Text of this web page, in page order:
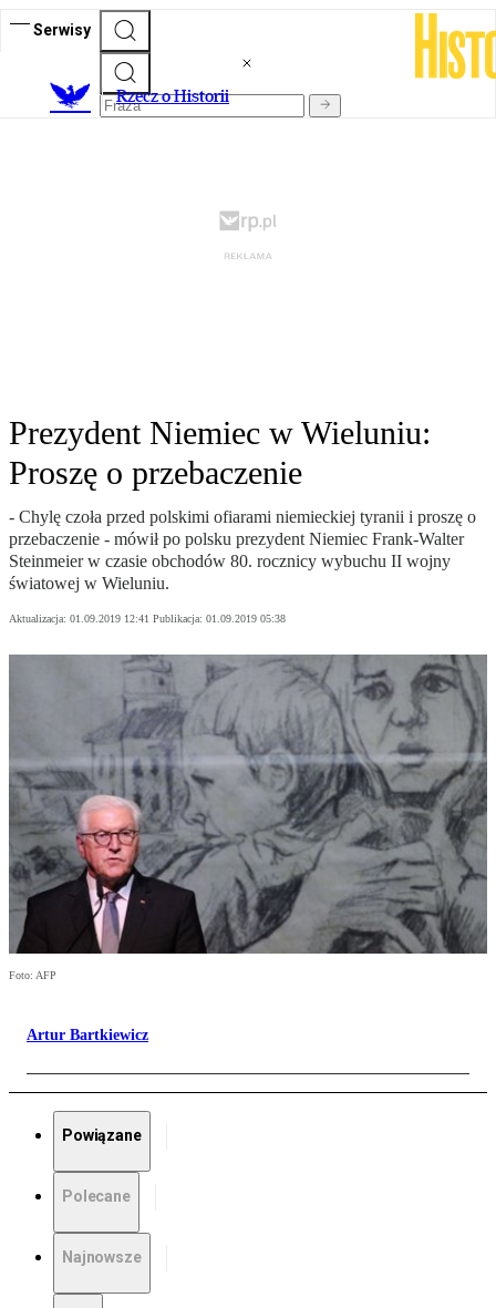
Serwisy
Rzecz o Historii
Prezydent Niemiec w Wieluniu:
Proszę o przebaczenie
- Chylę czoła przed polskimi ofiarami niemieckiej tyranii i proszę o
przebaczenie - mówił po polsku prezydent Niemiec Frank-Walter
Steinmeier w czasie obchodów 80. rocznicy wybuchu II wojny
światowej w Wieluniu.
Aktualizacja: 01.09.2019 12:41 Publikacja: 01.09.2019 05:38
Foto: AFP
Artur Bartkiewicz
Powiązane
Polecane
Najnowsze